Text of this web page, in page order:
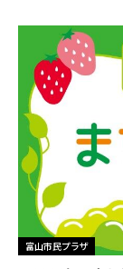
富山市民プラザ